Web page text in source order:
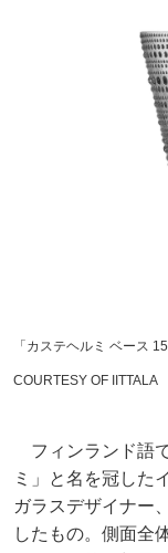
「カステヘルミ ベース
COURTESY OF IITTALA
フィンランド語
ミ」と名を冠した
ガラスデザイナー
したもの。側面全